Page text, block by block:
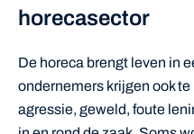
horecasector
De horeca brengt leven in
ondernemers krijgen ook te
agressie, geweld, foute